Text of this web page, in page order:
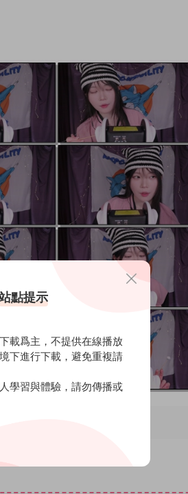
點提示
載爲主，不提供在線播放
下進行下載，避免重複請
學習與體驗，請勿傳播或